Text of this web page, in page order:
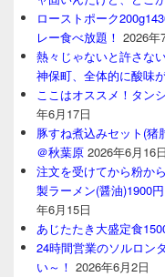
ローストポーク
レー食べ放題！ 2026年
熱々じゃないと許さな
神保町、全体的に酸味
ここはオススメ！タン
年6月17日
豚すね煮込みセット(猪
＠秋葉原 2026年6月16日
注文を受けてから粉か
製ラーメン(醤油)1900
年6月15日
あじたたき大盛定食
24時間営業のソルロン
い～！ 2026年6月2日